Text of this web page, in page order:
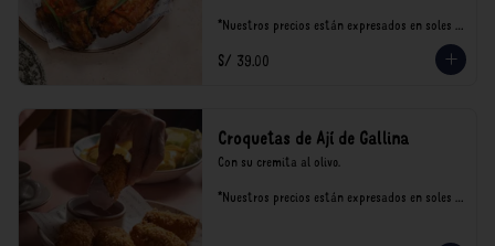
*Nuestros precios están expresados en soles e
consumo.
S/ 39.00
Croquetas de Ají de Gallina
Con su cremita al olivo.
*Nuestros precios están expresados en soles e